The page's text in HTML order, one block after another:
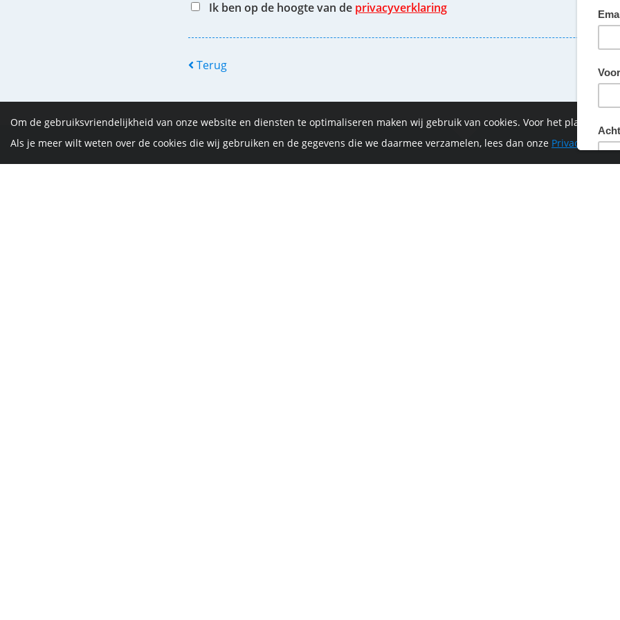
Ik ben op de hoogte van de privacyverklaring
Terug
De Vrijthof-Vrijthof Bike Challenge wordt mede mogelijk
Om de gebruiksvriendelijkheid van onze website en diensten te optimaliseren maken wij gebruik van cookies. Voor het plaatsen
Als je meer wilt weten over de cookies die wij gebruiken en de gegevens die we daarmee verzamelen, lees dan onze